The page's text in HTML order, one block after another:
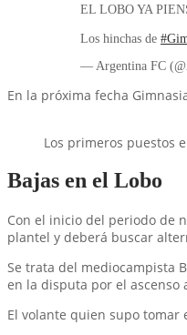
EL LOBO YA
Los hinchas de
— Argentina FC
En la próxima fecha
Los primeros puestos
Bajas en el Lobo
Con el inicio del periodo de
plantel y deberá buscar
Se trata del mediocampista
en la disputa por el ascenso
El volante quien supo tomar